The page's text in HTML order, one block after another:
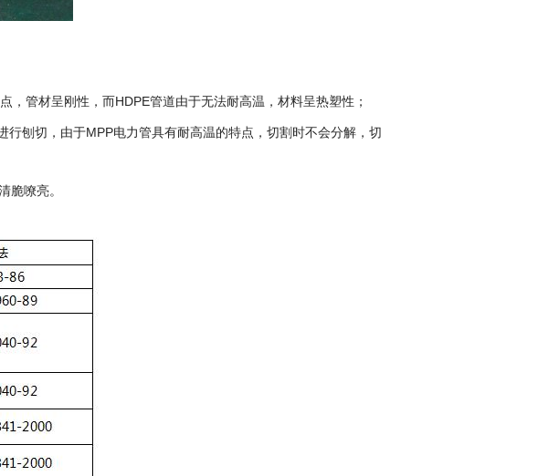
，管材呈刚性，而HDPE管道由于无法耐高温，材料呈热塑性；
刨切，由于MPP电力管具有耐高温的特点，切割时不会分解，切
脆嘹亮。